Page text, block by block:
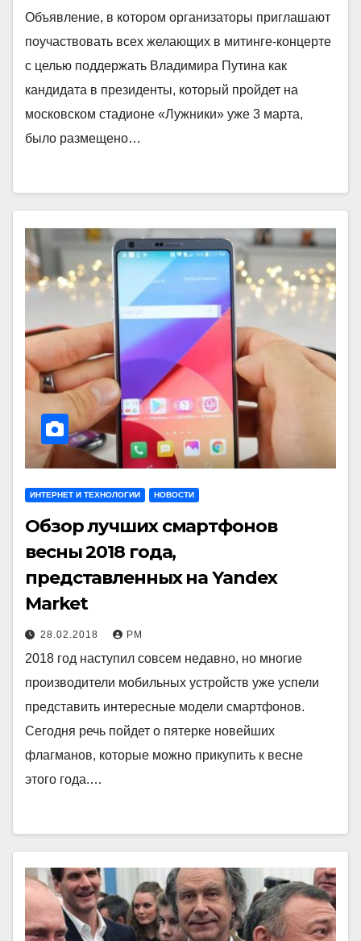
Объявление, в котором организаторы приглашают
поучаствовать всех желающих в митинге-концерте
с целью поддержать Владимира Путина как
кандидата в президенты, который пройдет на
московском стадионе «Лужники» уже 3 марта,
было размещено…
ИНТЕРНЕТ И ТЕХНОЛОГИИ НОВОСТИ
Обзор лучших смартфонов
весны 2018 года,
представленных на Yandex
Market
28.02.2018 РМ
2018 год наступил совсем недавно, но многие
производители мобильных устройств уже успели
представить интересные модели смартфонов.
Сегодня речь пойдет о пятерке новейших
флагманов, которые можно прикупить к весне
этого года.…